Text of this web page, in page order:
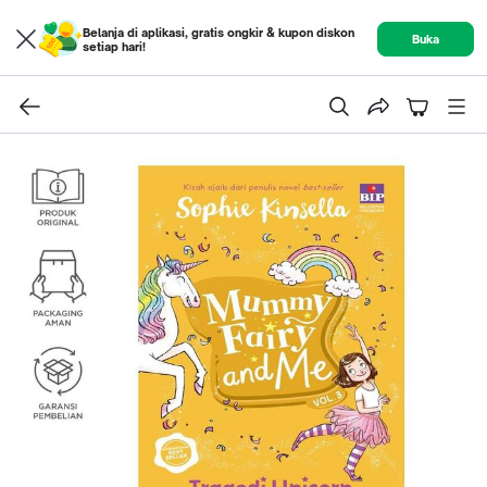
Belanja di aplikasi, gratis ongkir & kupon diskon
setiap hari!
Buka